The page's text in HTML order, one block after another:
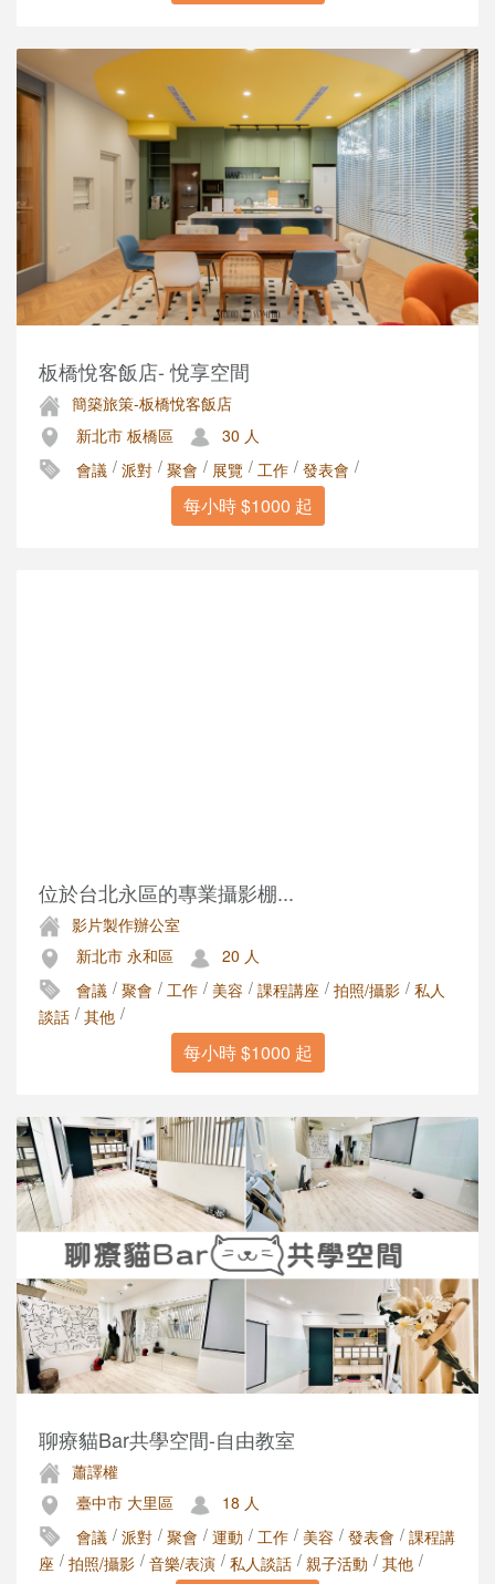
板橋悅客飯店- 悅享空間
簡築旅策-板橋悅客飯店
新北市 板橋區
30 人
會議 / 派對 / 聚會 / 展覽 / 工作 / 發表會 /
每小時 $1000 起
位於台北永區的專業攝影棚...
影片製作辦公室
新北市 永和區
20 人
會議 / 聚會 / 工作 / 美容 / 課程講座 / 拍照/攝影 / 私人
談話 / 其他 /
每小時 $1000 起
聊療貓Bar共學空間-自由教室
蕭譯權
臺中市 大里區
18 人
會議 / 派對 / 聚會 / 運動 / 工作 / 美容 / 發表會 / 課程講
座 / 拍照/攝影 / 音樂/表演 / 私人談話 / 親子活動 / 其他 /